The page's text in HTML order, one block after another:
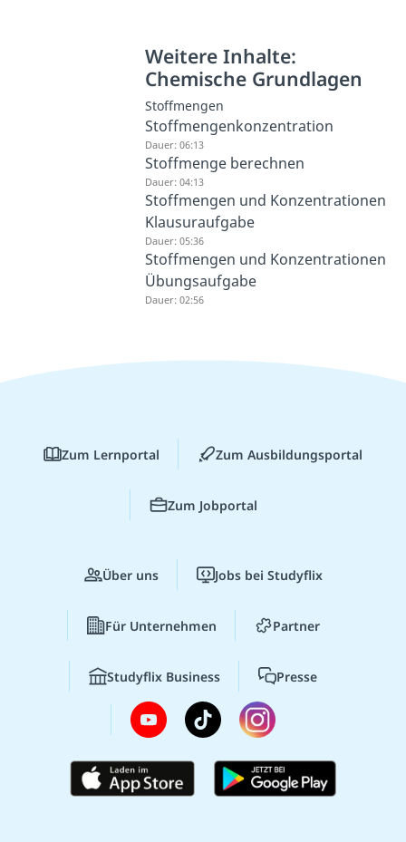
Weitere Inhalte:
Chemische Grundlagen
Stoffmengen
Stoffmengenkonzentration
Dauer: 06:13
Stoffmenge berechnen
Dauer: 04:13
Stoffmengen und Konzentrationen
Klausuraufgabe
Dauer: 05:36
Stoffmengen und Konzentrationen
Übungsaufgabe
Dauer: 02:56
Zum Lernportal Zum Ausbildungsportal
Zum Jobportal
Über uns Jobs bei Studyflix
Für Unternehmen Partner
Studyflix Business Presse